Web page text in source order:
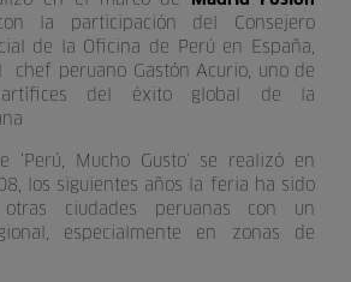
la participación del Consejero
de la Oficina de Perú en España,
chef peruano Gastón Acurio, uno de
artífices del éxito global de la
‘Perú, Mucho Gusto’ se realizó en
los siguientes años la feria ha sido
ciudades peruanas con un
especialmente en zonas de